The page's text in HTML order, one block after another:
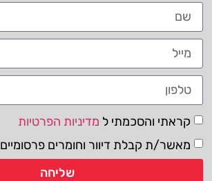
קראתי והסכמתי ל מדיניות הפרטיות
מאשר/ת קבלת דיוור וחומרים פרסומיים
שליחה